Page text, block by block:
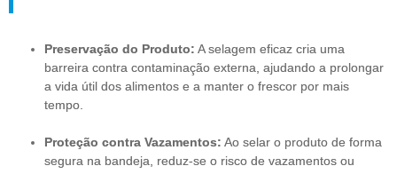
Preservação do Produto: A selagem eficaz cria uma
barreira contra contaminação externa, ajudando a prolongar
a vida útil dos alimentos e a manter o frescor por mais
tempo.
Proteção contra Vazamentos: Ao selar o produto de forma
segura na bandeja, reduz-se o risco de vazamentos ou